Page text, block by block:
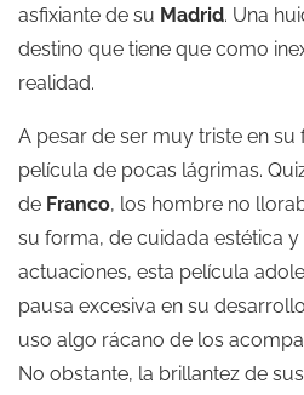
asfixiante de su Madrid. Una
destino que tiene que como
realidad.
A pesar de ser muy triste en su
película de pocas lágrimas.
de Franco, los hombre no
su forma, de cuidada estética y
actuaciones, esta película
pausa excesiva en su
uso algo rácano de los
No obstante, la brillantez de